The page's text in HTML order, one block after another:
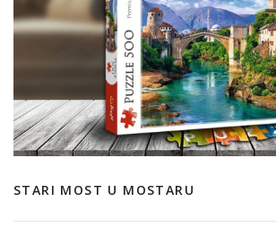
STARI MOST U MOSTARU